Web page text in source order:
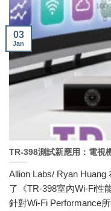
TR-398測試新應用：電視
Allion Labs/ Ryan Huang
了《TR-398室內Wi-Fi性
針對Wi-Fi Performance
03
Jan